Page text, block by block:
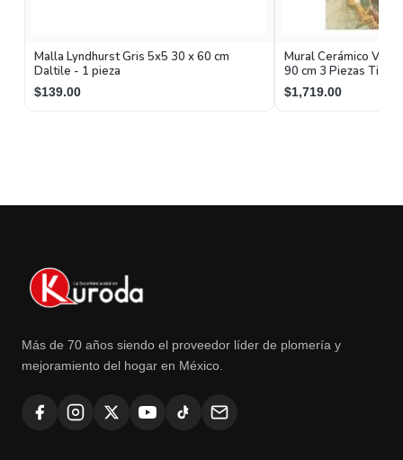
Malla Lyndhurst Gris 5x5 30 x 60 cm
Daltile - 1 pieza
$139.00
Mural Cerámico
90 cm 3 Piezas Tiles
$1,719.00
Más de 70 años siendo el proveedor líder de plomería y
mejoramiento del hogar en México.